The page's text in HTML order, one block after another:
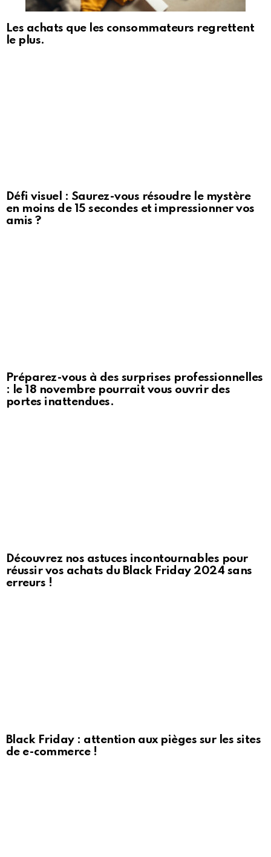
Les achats que les consommateurs regrettent
le plus.
Défi visuel : Saurez-vous résoudre le mystère
en moins de 15 secondes et impressionner vos
amis ?
Préparez-vous à des surprises professionnelles
: le 18 novembre pourrait vous ouvrir des
portes inattendues.
Découvrez nos astuces incontournables pour
réussir vos achats du Black Friday 2024 sans
erreurs !
Black Friday : attention aux pièges sur les sites
de e-commerce !